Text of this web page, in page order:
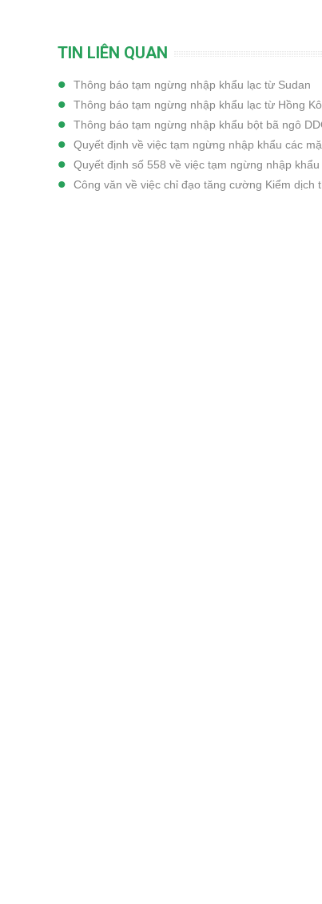
TIN LIÊN QUAN
Thông báo tạm ngừng nhập khẩu lạc từ Sudan
Thông báo tạm ngừng nhập khẩu lạc từ Hồng
Thông báo tạm ngừng nhập khẩu bột bã ngô
Quyết định về việc tạm ngừng nhập khẩu các
Quyết định số 558 về việc tạm ngừng nhập
Công văn về việc chỉ đạo tăng cường Kiểm dịch